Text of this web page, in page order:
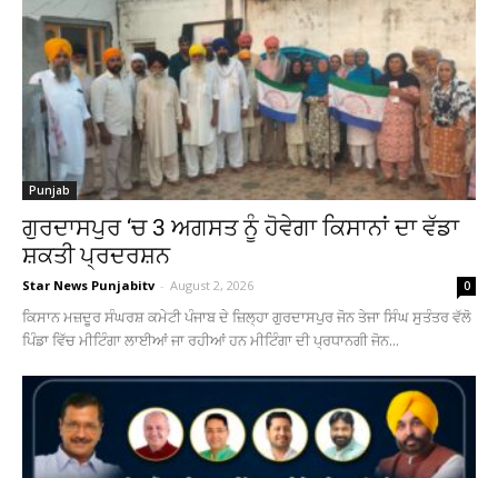
Punjab
ਗੁਰਦਾਸਪੁਰ ‘ਚ 3 ਅਗਸਤ ਨੂੰ ਹੋਵੇਗਾ ਕਿਸਾਨਾਂ ਦਾ ਵੱਡਾ
ਸ਼ਕਤੀ ਪ੍ਰਦਰਸ਼ਨ
Star News Punjabitv - August 2, 2026 0
ਕਿਸਾਨ ਮਜ਼ਦੂਰ ਸੰਘਰਸ਼ ਕਮੇਟੀ ਪੰਜਾਬ ਦੇ ਜ਼ਿਲ੍ਹਾ ਗੁਰਦਾਸਪੁਰ ਜੋਨ ਤੇਜਾ ਸਿੰਘ ਸੁਤੰਤਰ ਵੱਲੋ
ਪਿੰਡਾ ਵਿੱਚ ਮੀਟਿੰਗਾ ਲਾਈਆਂ ਜਾ ਰਹੀਆਂ ਹਨ ਮੀਟਿੰਗਾ ਦੀ ਪ੍ਰਧਾਨਗੀ ਜੋਨ...